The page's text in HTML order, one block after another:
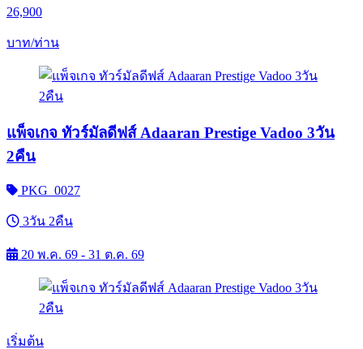
26,900
บาท/ท่าน
แพ็จเกจ ทัวร์มัลดีฟส์ Adaaran Prestige Vadoo 3วัน
2คืน
PKG_0027
3วัน 2คืน
20 พ.ค. 69 - 31 ต.ค. 69
เริ่มต้น